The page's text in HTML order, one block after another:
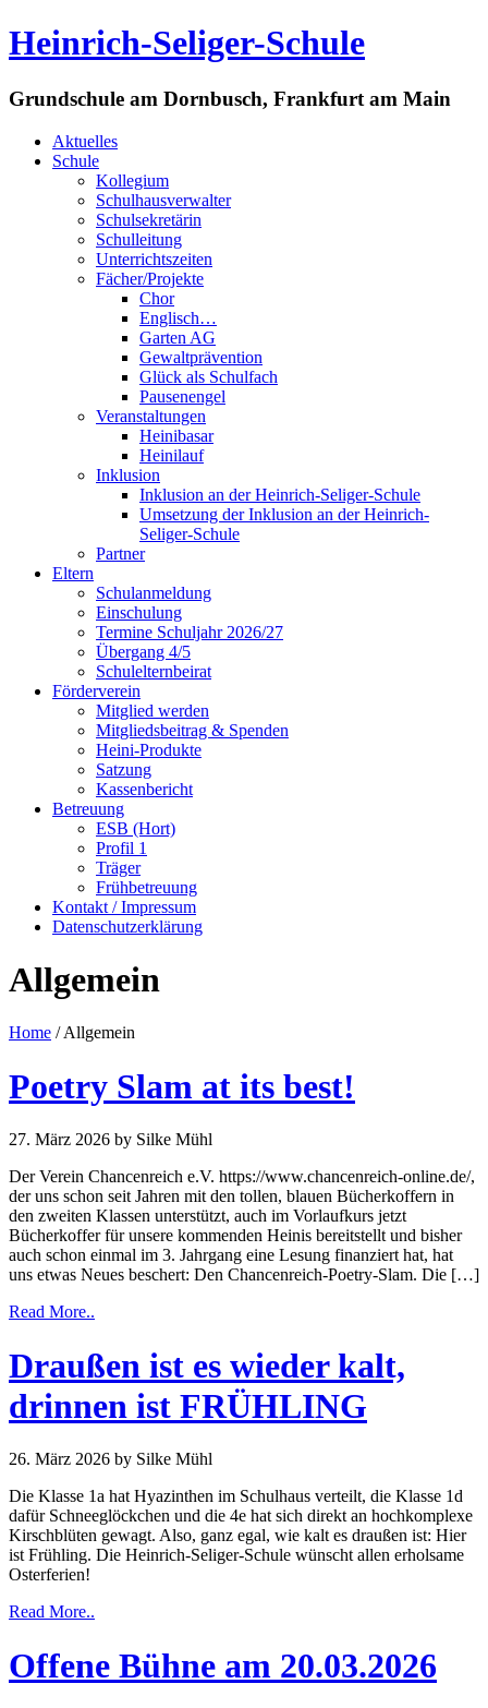
Heinrich-Seliger-Schule
Grundschule am Dornbusch, Frankfurt am Main
Aktuelles
Schule
Kollegium
Schulhausverwalter
Schulsekretärin
Schulleitung
Unterrichtszeiten
Fächer/Projekte
Chor
Englisch…
Garten AG
Gewaltprävention
Glück als Schulfach
Pausenengel
Veranstaltungen
Heinibasar
Heinilauf
Inklusion
Inklusion an der Heinrich-Seliger-Schule
Umsetzung der Inklusion an der Heinrich-
Seliger-Schule
Partner
Eltern
Schulanmeldung
Einschulung
Termine Schuljahr 2026/27
Übergang 4/5
Schulelternbeirat
Förderverein
Mitglied werden
Mitgliedsbeitrag & Spenden
Heini-Produkte
Satzung
Kassenbericht
Betreuung
ESB (Hort)
Profil 1
Träger
Frühbetreuung
Kontakt / Impressum
Datenschutzerklärung
Allgemein
Home / Allgemein
Poetry Slam at its best!
27. März 2026 by Silke Mühl
Der Verein Chancenreich e.V. https://www.chancenreich-online.de/,
der uns schon seit Jahren mit den tollen, blauen Bücherkoffern in
den zweiten Klassen unterstützt, auch im Vorlaufkurs jetzt
Bücherkoffer für unsere kommenden Heinis bereitstellt und bisher
auch schon einmal im 3. Jahrgang eine Lesung finanziert hat, hat
uns etwas Neues beschert: Den Chancenreich-Poetry-Slam. Die […]
Read More..
Draußen ist es wieder kalt,
drinnen ist FRÜHLING
26. März 2026 by Silke Mühl
Die Klasse 1a hat Hyazinthen im Schulhaus verteilt, die Klasse 1d
dafür Schneeglöckchen und die 4e hat sich direkt an hochkomplexe
Kirschblüten gewagt. Also, ganz egal, wie kalt es draußen ist: Hier
ist Frühling. Die Heinrich-Seliger-Schule wünscht allen erholsame
Osterferien!
Read More..
Offene Bühne am 20.03.2026